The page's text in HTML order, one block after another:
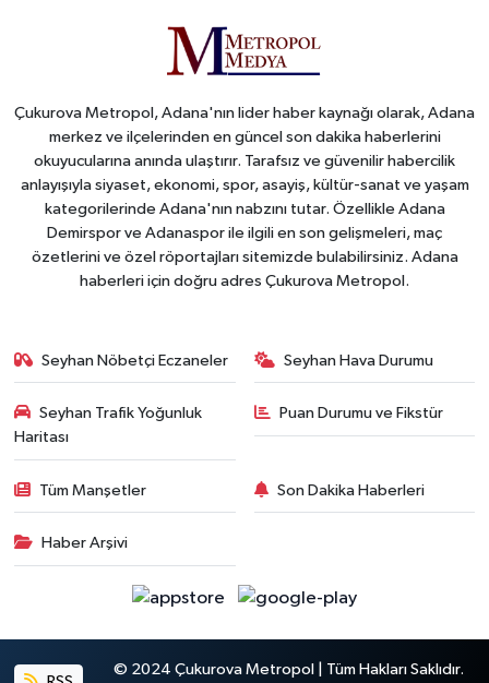
Çukurova Metropol, Adana'nın lider haber kaynağı olarak, Adana
merkez ve ilçelerinden en güncel son dakika haberlerini
okuyucularına anında ulaştırır. Tarafsız ve güvenilir habercilik
anlayışıyla siyaset, ekonomi, spor, asayiş, kültür-sanat ve yaşam
kategorilerinde Adana'nın nabzını tutar. Özellikle Adana
Demirspor ve Adanaspor ile ilgili en son gelişmeleri, maç
özetlerini ve özel röportajları sitemizde bulabilirsiniz. Adana
haberleri için doğru adres Çukurova Metropol.
Seyhan Nöbetçi Eczaneler Seyhan Hava Durumu
Seyhan Trafik Yoğunluk
Haritası
Puan Durumu ve Fikstür
Tüm Manşetler Son Dakika Haberleri
Haber Arşivi
© 2024 Çukurova Metropol | Tüm Hakları Saklıdır.